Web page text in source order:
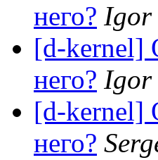
него? Igor
[d-kernel]
него? Igor
[d-kernel]
него?